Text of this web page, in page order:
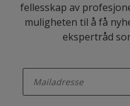
fellesskap av
muligheten til å få
ekspertråd